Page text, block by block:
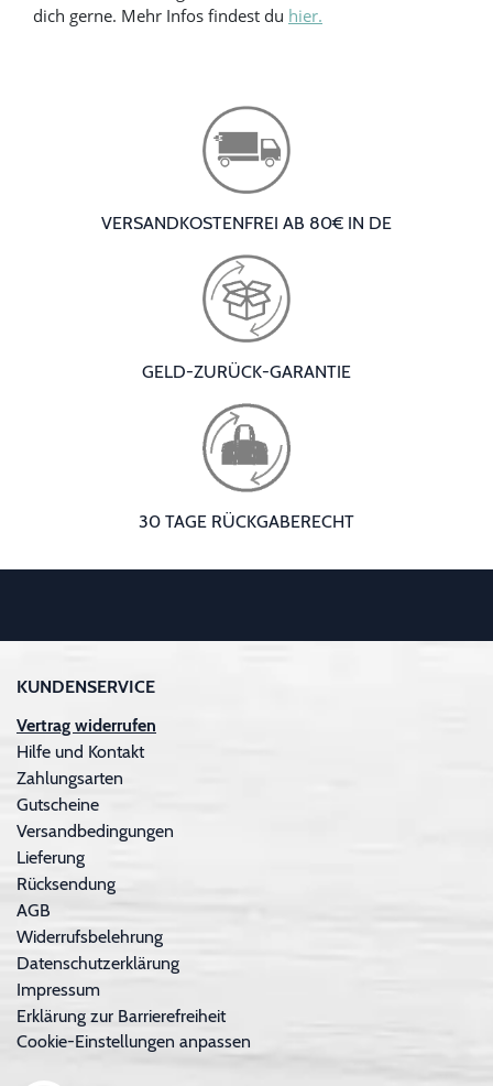
dich gerne. Mehr Infos findest du hier.
VERSANDKOSTENFREI AB 80€ IN DE
GELD-ZURÜCK-GARANTIE
30 TAGE RÜCKGABERECHT
KUNDENSERVICE
Vertrag widerrufen
Hilfe und Kontakt
Zahlungsarten
Gutscheine
Versandbedingungen
Lieferung
Rücksendung
AGB
Widerrufsbelehrung
Datenschutzerklärung
Impressum
Erklärung zur Barrierefreiheit
Cookie-Einstellungen anpassen